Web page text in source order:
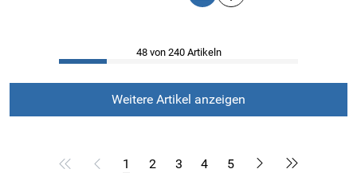
48 von 240 Artikeln
Weitere Artikel anzeigen
1 2 3 4 5